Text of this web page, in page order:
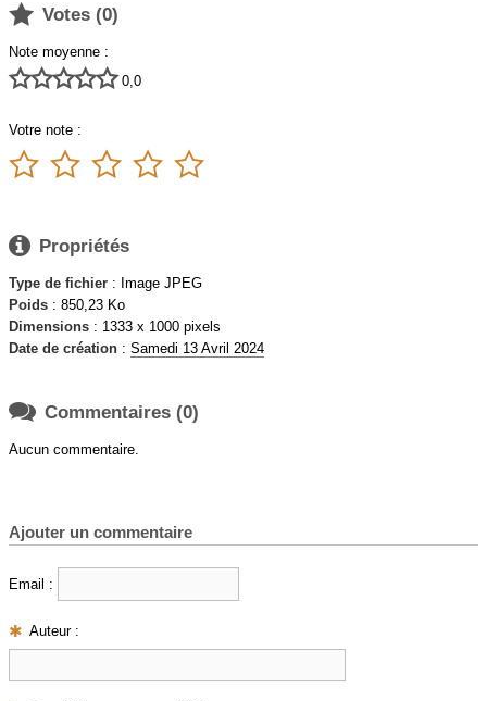
 Votes (0)
Note moyenne :
 0,0
Votre note :
    
 Propriétés
Type de fichier : Image JPEG
Poids : 850,23 Ko
Dimensions : 1333 x 1000 pixels
Date de création : Samedi 13 Avril 2024
 Commentaires (0)
Aucun commentaire.
Ajouter un commentaire
Email :
Auteur :